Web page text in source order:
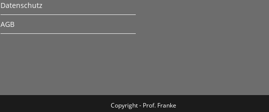
Datenschutz
AGB
Copyright - Prof. Franke